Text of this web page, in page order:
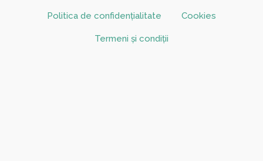
Politica de confidențialitate Cookies
Termeni și condiții